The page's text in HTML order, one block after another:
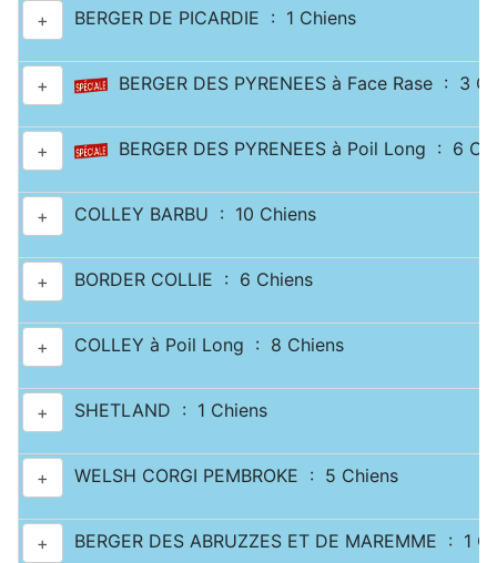
+ BERGER DE PICARDIE : 1 Chiens
+ BERGER DES PYRENEES à Face Rase : 3
+ BERGER DES PYRENEES à Poil Long : 6
+ COLLEY BARBU : 10 Chiens
+ BORDER COLLIE : 6 Chiens
+ COLLEY à Poil Long : 8 Chiens
+ SHETLAND : 1 Chiens
+ WELSH CORGI PEMBROKE : 5 Chiens
+ BERGER DES ABRUZZES ET DE MAREMME : 1